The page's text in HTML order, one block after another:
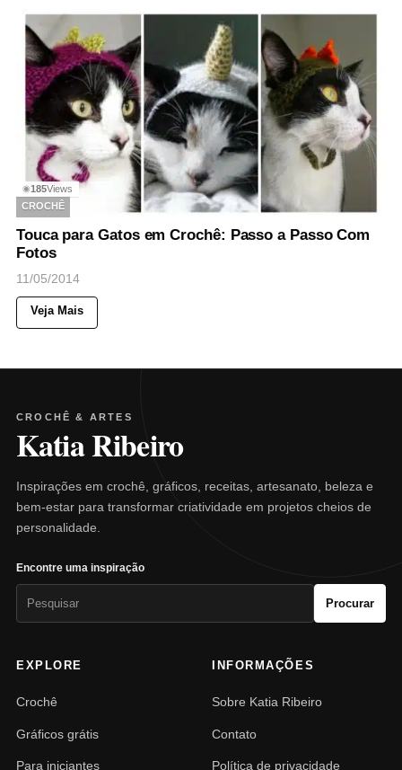
◉185Views
CROCHÊ
Touca para Gatos em Crochê: Passo a Passo Com
Fotos
11/05/2014
Veja Mais
CROCHÊ & ARTES
Katia Ribeiro
Inspirações em crochê, gráficos, receitas, artesanato, beleza e
bem-estar para transformar criatividade em projetos cheios de
personalidade.
Encontre uma inspiração
Procurar
EXPLORE
Crochê
Gráficos grátis
Para iniciantes
INFORMAÇÕES
Sobre Katia Ribeiro
Contato
Política de privacidade